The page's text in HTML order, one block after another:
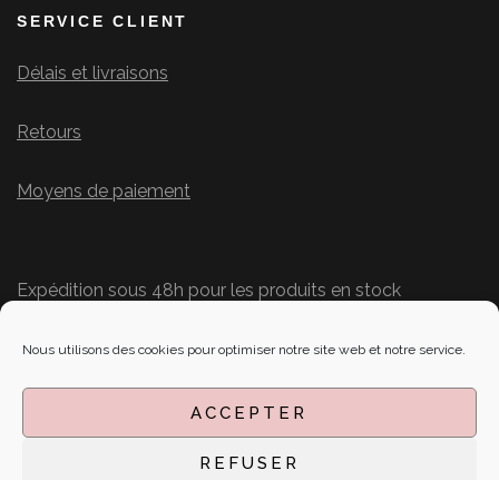
Nous utilisons des cookies pour optimiser notre site web et notre service.
ACCEPTER
REFUSER
SERVICE CLIENT
Délais et livraisons
Retours
Moyens de paiement
Expédition sous 48h pour les produits en stock
SUIVEZ-NOUS SUR LES RÉSEAUX